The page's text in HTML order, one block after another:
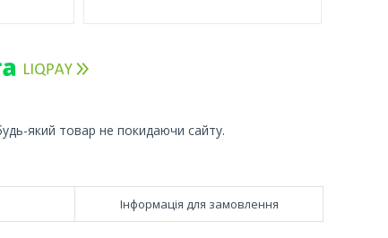
який товар не покидаючи сайту.
Інформація для замовлення